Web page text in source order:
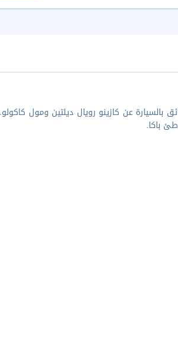
في تي جي أميا جراند، ستكون في مركز باناجي، على بُعد 5 دقائق بالسيارة عن كازينو رويال